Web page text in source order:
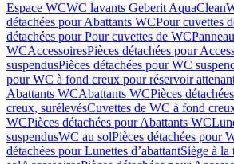
Espace WCWC lavants Geberit AquaClean
détachées pour Abattants WCPour cuvettes
détachées pour Pour cuvettes de WC
WCAccessoiresPièces détachées pour
suspendusPièces détachées pour WC
pour WC à fond creux pour réservoir
Abattants WCAbattants WCPièces
creux, surélevésCuvettes de WC à fond
WCPièces détachées pour Abattants WC
suspendusWC au solPièces détachées pour
détachées pour Lunettes d’abattantSiège à la